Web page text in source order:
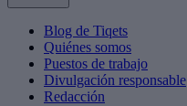
Blog de Tiqets
Quiénes somos
Puestos de trabajo
Divulgación responsable
Redacción